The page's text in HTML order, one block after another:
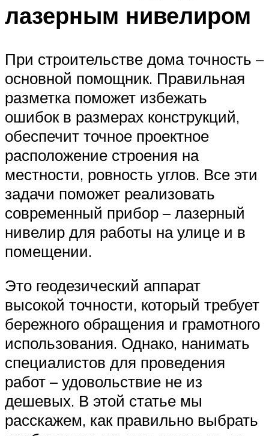
лазерным нивелиром
При строительстве дома точность –
основной помощник. Правильная
разметка поможет избежать
ошибок в размерах конструкций,
обеспечит точное проектное
расположение строения на
местности, ровность углов. Все эти
задачи поможет реализовать
современный прибор – лазерный
нивелир для работы на улице и в
помещении.
Это геодезический аппарат
высокой точности, который требует
бережного обращения и грамотного
использования. Однако, нанимать
специалистов для проведения
работ – удовольствие не из
дешевых. В этой статье мы
расскажем, как правильно выбрать